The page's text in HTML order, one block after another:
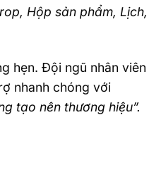
Hộp sản phẩm, Lịch,
hẹn. Đội ngũ nhân viên
nhanh chóng với
tạo nên thương hiệu”.